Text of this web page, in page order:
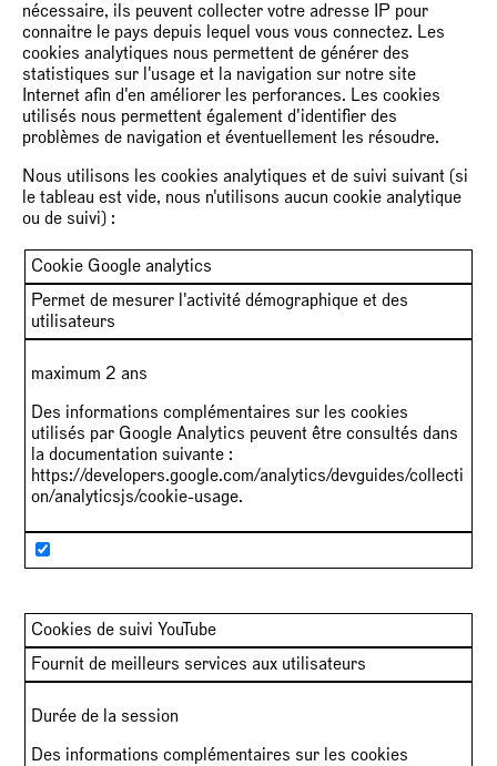
nécessaire, ils peuvent collecter votre adresse IP pour
connaitre le pays depuis lequel vous vous connectez. Les
cookies analytiques nous permettent de générer des
statistiques sur l'usage et la navigation sur notre site
Internet afin d'en améliorer les perforances. Les cookies
utilisés nous permettent également d'identifier des
problèmes de navigation et éventuellement les résoudre.
Nous utilisons les cookies analytiques et de suivi suivant (si
le tableau est vide, nous n'utilisons aucun cookie analytique
ou de suivi) :
Cookie Google analytics
Permet de mesurer l'activité démographique et des
utilisateurs
maximum 2 ans
Des informations complémentaires sur les cookies
utilisés par Google Analytics peuvent être consultés dans
la documentation suivante :
https://developers.google.com/analytics/devguides/collecti
on/analyticsjs/cookie-usage.
Cookies de suivi YouTube
Fournit de meilleurs services aux utilisateurs
Durée de la session
Des informations complémentaires sur les cookies